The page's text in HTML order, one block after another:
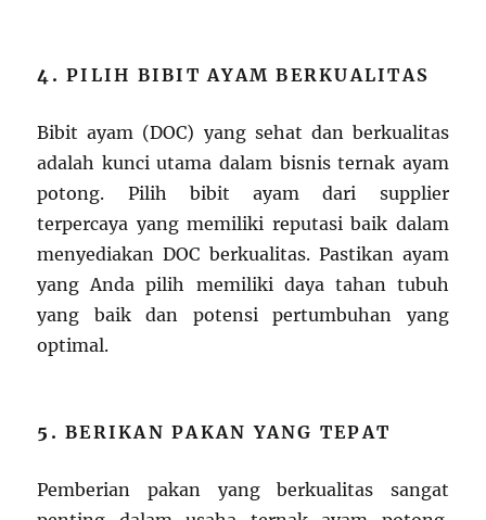
4.PILIH BIBIT AYAM BERKUALITAS
Bibit ayam (DOC) yang sehat dan berkualitas
adalah kunci utama dalam bisnis ternak ayam
potong. Pilih bibit ayam dari supplier
terpercaya yang memiliki reputasi baik dalam
menyediakan DOC berkualitas. Pastikan ayam
yang Anda pilih memiliki daya tahan tubuh
yang baik dan potensi pertumbuhan yang
optimal.
5.BERIKAN PAKAN YANG TEPAT
Pemberian pakan yang berkualitas sangat